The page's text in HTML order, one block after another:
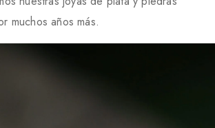
muchos años más.